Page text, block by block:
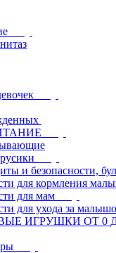
и безопасности,
для кормления
для мам
для ухода за
ИГРУШКИ ОТ 0